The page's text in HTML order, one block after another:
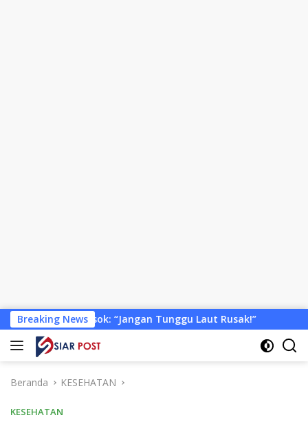
Langsung
ke
konten
Breaking News
“Jangan Tunggu Laut Rusak!” Tongkang Muat
Beranda KESEHATAN
KESEHATAN